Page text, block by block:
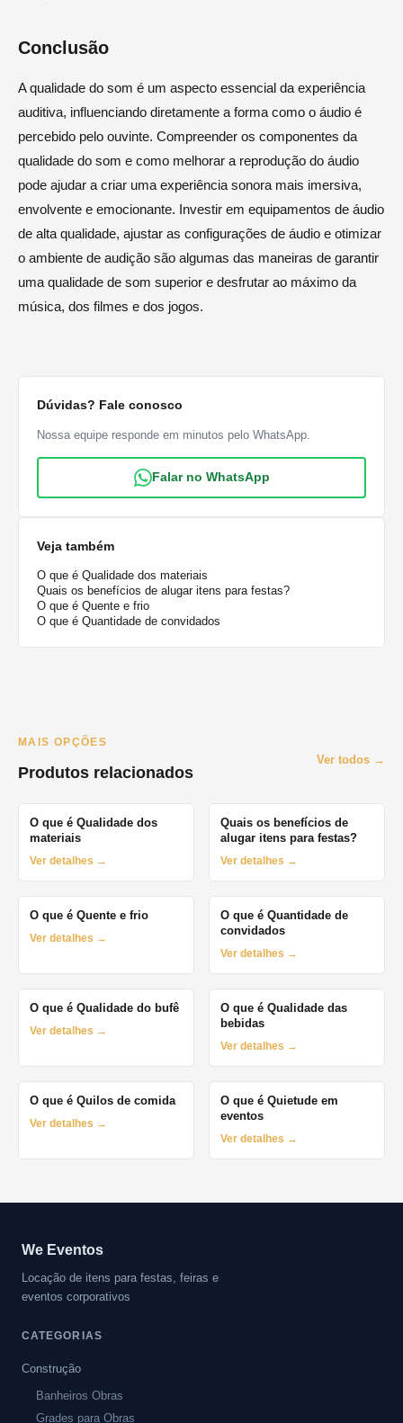
Conclusão
A qualidade do som é um aspecto essencial da experiência
auditiva, influenciando diretamente a forma como o áudio é
percebido pelo ouvinte. Compreender os componentes da
qualidade do som e como melhorar a reprodução do áudio
pode ajudar a criar uma experiência sonora mais imersiva,
envolvente e emocionante. Investir em equipamentos de áudio
de alta qualidade, ajustar as configurações de áudio e otimizar
o ambiente de audição são algumas das maneiras de garantir
uma qualidade de som superior e desfrutar ao máximo da
música, dos filmes e dos jogos.
Dúvidas? Fale conosco
Nossa equipe responde em minutos pelo WhatsApp.
Falar no WhatsApp
Veja também
O que é Qualidade dos materiais
Quais os benefícios de alugar itens para festas?
O que é Quente e frio
O que é Quantidade de convidados
MAIS OPÇÕES
Produtos relacionados
Ver todos →
O que é Qualidade dos
materiais
Ver detalhes →
Quais os benefícios de
alugar itens para festas?
Ver detalhes →
O que é Quente e frio
Ver detalhes →
O que é Quantidade de
convidados
Ver detalhes →
O que é Qualidade do bufê
Ver detalhes →
O que é Qualidade das
bebidas
Ver detalhes →
O que é Quilos de comida
Ver detalhes →
O que é Quietude em
eventos
Ver detalhes →
We Eventos
Locação de itens para festas, feiras e
eventos corporativos
CATEGORIAS
Construção
Banheiros Obras
Grades para Obras